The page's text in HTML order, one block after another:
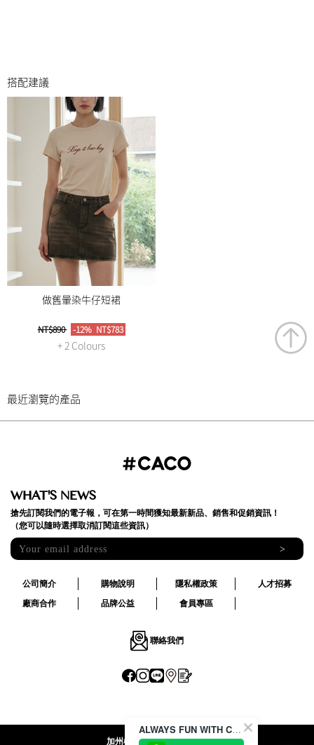
搭配建議
做舊暈染牛仔短裙
NT$890 -12% NT$783
+ 2 Colours
最近瀏覽的產品
WHAT'S NEWS
搶先訂閱我們的電子報，可在第一時間獲知最新新品、銷售和促銷資訊！
（您可以隨時選擇取消訂閱這些資訊）
>
公司簡介 購物說明 隱私權政策
人才招募
廠商合作
品牌公益 會員專區
聯絡我們
加州椰子國際股份有限公司
ALWAYS FUN WITH CACO !